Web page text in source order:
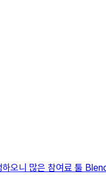
오니 많은 참여료 툴